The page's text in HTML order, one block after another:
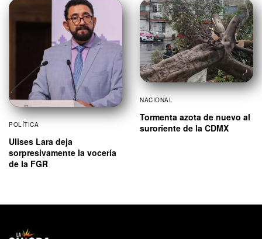
POLÍTICA
Ulises Lara deja
sorpresivamente la vocería
de la FGR
NACIONAL
Tormenta azota de nuevo al
suroriente de la CDMX